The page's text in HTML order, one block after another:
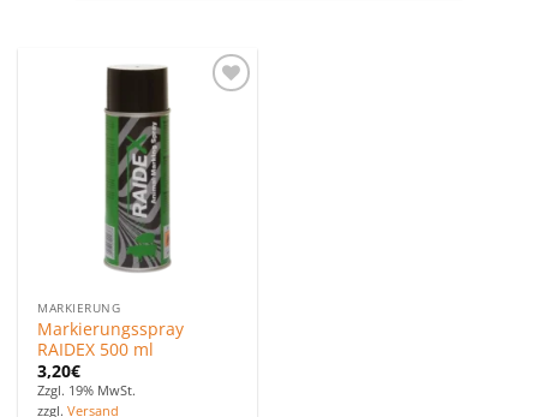
MARKIERUNG
Markierungsspray
RAIDEX 500 ml
3,20€
Zzgl. 19% MwSt.
zzgl.Versand